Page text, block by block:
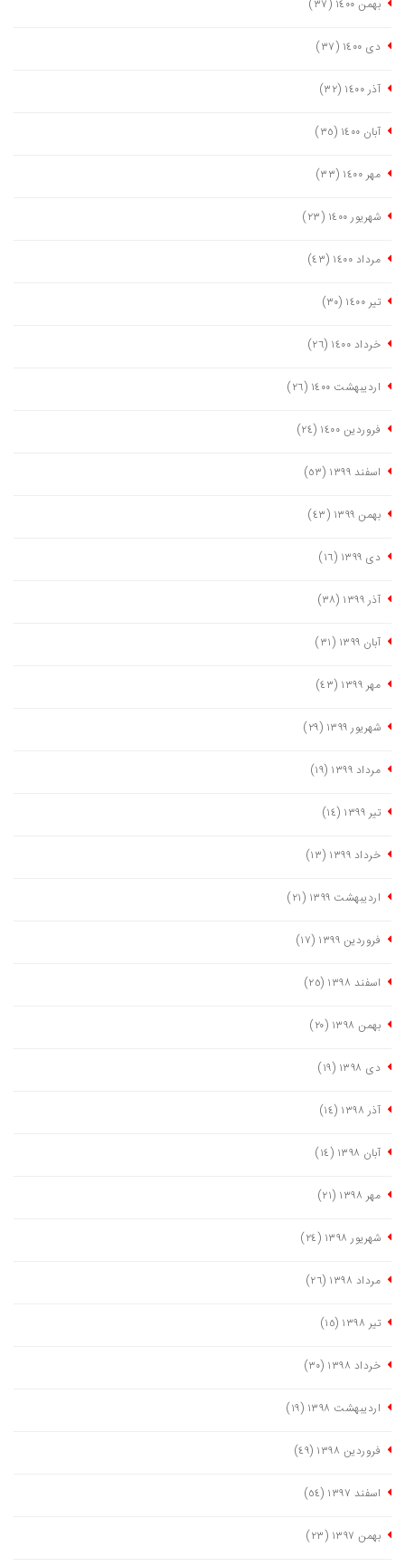
بهمن ١٤٠٠ (٣٧)
دی ١٤٠٠ (٣٧)
آذر ١٤٠٠ (٣٢)
آبان ١٤٠٠ (٣٥)
مهر ١٤٠٠ (٣٣)
شهریور ١٤٠٠ (٢٣)
مرداد ١٤٠٠ (٤٣)
تیر ١٤٠٠ (٣٠)
خرداد ١٤٠٠ (٢٦)
اردیبهشت ١٤٠٠ (٢٦)
فروردین ١٤٠٠ (٢٤)
اسفند ١٣٩٩ (٥٣)
بهمن ١٣٩٩ (٤٣)
دی ١٣٩٩ (١٦)
آذر ١٣٩٩ (٣٨)
آبان ١٣٩٩ (٣١)
مهر ١٣٩٩ (٤٣)
شهریور ١٣٩٩ (٢٩)
مرداد ١٣٩٩ (١٩)
تیر ١٣٩٩ (١٤)
خرداد ١٣٩٩ (١٣)
اردیبهشت ١٣٩٩ (٢١)
فروردین ١٣٩٩ (١٧)
اسفند ١٣٩٨ (٢٥)
بهمن ١٣٩٨ (٢٠)
دی ١٣٩٨ (١٩)
آذر ١٣٩٨ (١٤)
آبان ١٣٩٨ (١٤)
مهر ١٣٩٨ (٢١)
شهریور ١٣٩٨ (٢٤)
مرداد ١٣٩٨ (٢٦)
تیر ١٣٩٨ (١٥)
خرداد ١٣٩٨ (٣٠)
اردیبهشت ١٣٩٨ (١٩)
فروردین ١٣٩٨ (٤٩)
اسفند ١٣٩٧ (٥٤)
بهمن ١٣٩٧ (٢٣)